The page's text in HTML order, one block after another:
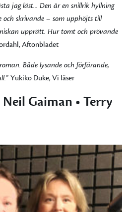
jag läst... Den är en snillrik hyllning
skrivande – som upphöjts till
upprätt. Hur tomt och prövande
Aftonbladet
Både lysande och förfärande,
Yukiko Duke, Vi läser
Gaiman • Terry